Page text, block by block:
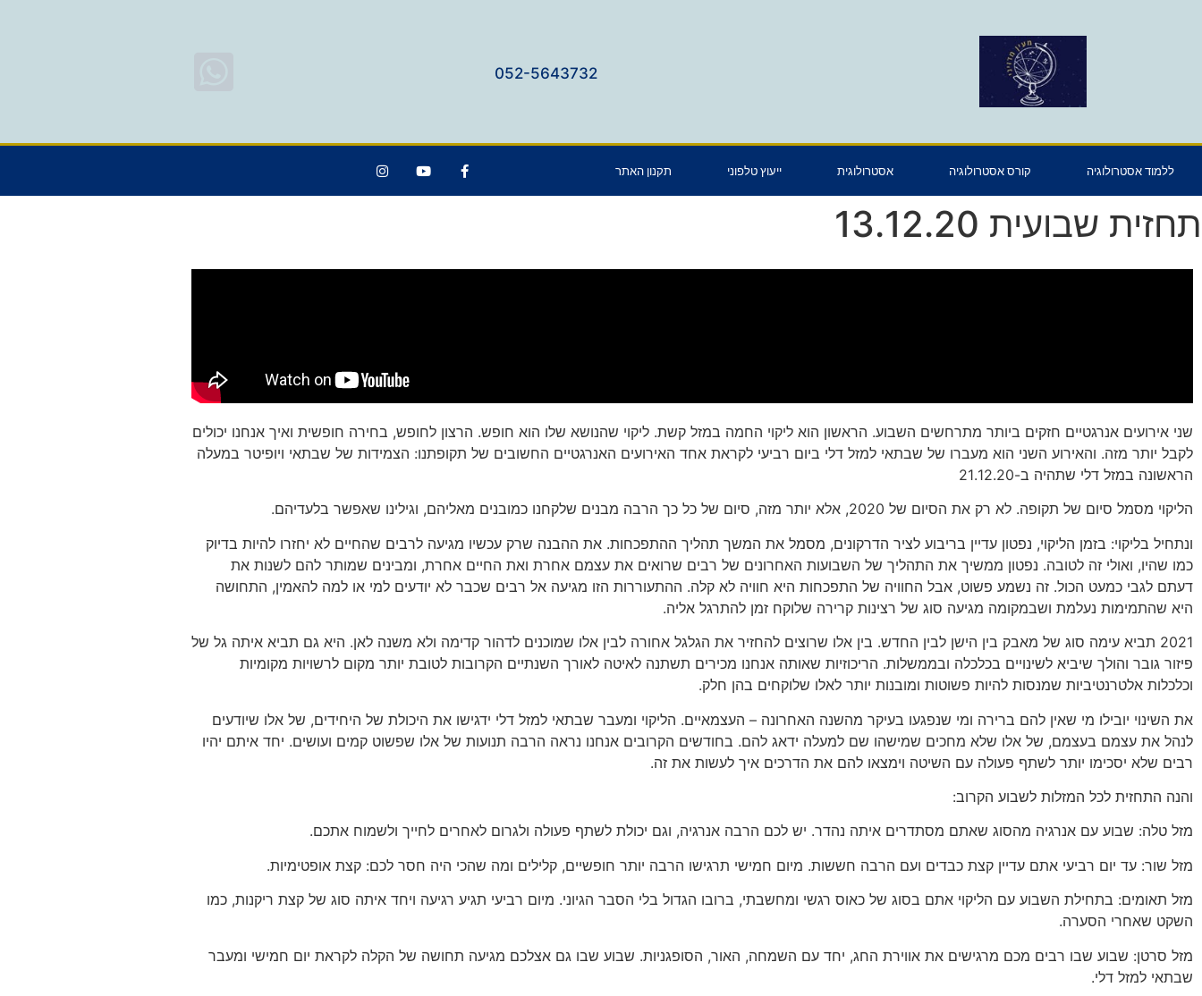
052-5643732
ללמוד אסטרולוגיה קורס אסטרולוגיה אסטרולוגית ייעוץ טלפוני תקנון האתר
תחזית שבועית 13.12.20
שני אירועים אנרגטיים חזקים ביותר מתרחשים השבוע. הראשון הוא ליקוי החמה במזל קשת. ליקוי שהנושא שלו הוא חופש. הרצון לחופש, בחירה חופשית ואיך אנחנו יכולים
לקבל יותר מזה. והאירוע השני הוא מעברו של שבתאי למזל דלי ביום רביעי לקראת אחד האירועים האנרגטיים החשובים של תקופתנו: הצמידות של שבתאי ויופיטר במעלה
הראשונה במזל דלי שתהיה ב-21.12.20
הליקוי מסמל סיום של תקופה. לא רק את הסיום של 2020, אלא יותר מזה, סיום של כל כך הרבה מבנים שלקחנו כמובנים מאליהם, וגילינו שאפשר בלעדיהם.
ונתחיל בליקוי: בזמן הליקוי, נפטון עדיין בריבוע לציר הדרקונים, מסמל את המשך תהליך ההתפכחות. את ההבנה שרק עכשיו מגיעה לרבים שהחיים לא יחזרו להיות בדיוק
כמו שהיו, ואולי זה לטובה. נפטון ממשיך את התהליך של השבועות האחרונים של רבים שרואים את עצמם אחרת ואת החיים אחרת, ומבינים שמותר להם לשנות את
דעתם לגבי כמעט הכול. זה נשמע פשוט, אבל החוויה של התפכחות היא חוויה לא קלה. ההתעוררות הזו מגיעה אל רבים שכבר לא יודעים למי או למה להאמין, התחושה
היא שהתמימות נעלמת ושבמקומה מגיעה סוג של רצינות קרירה שלוקח זמן להתרגל אליה.
2021 תביא עימה סוג של מאבק בין הישן לבין החדש. בין אלו שרוצים להחזיר את הגלגל אחורה לבין אלו שמוכנים לדהור קדימה ולא משנה לאן. היא גם תביא איתה גל של
פיזור גובר והולך שיביא לשינויים בכלכלה ובממשלות. הריכוזיות שאותה אנחנו מכירים תשתנה לאיטה לאורך השנתיים הקרובות לטובת יותר מקום לרשויות מקומיות
וכלכלות אלטרנטיביות שמנסות להיות פשוטות ומובנות יותר לאלו שלוקחים בהן חלק.
את השינוי יובילו מי שאין להם ברירה ומי שנפגעו בעיקר מהשנה האחרונה – העצמאיים. הליקוי ומעבר שבתאי למזל דלי ידגישו את היכולת של היחידים, של אלו שיודעים
לנהל את עצמם בעצמם, של אלו שלא מחכים שמישהו שם למעלה ידאג להם. בחודשים הקרובים אנחנו נראה הרבה תנועות של אלו שפשוט קמים ועושים. יחד איתם יהיו
רבים שלא יסכימו יותר לשתף פעולה עם השיטה וימצאו להם את הדרכים איך לעשות את זה.
והנה התחזית לכל המזלות לשבוע הקרוב:
מזל טלה: שבוע עם אנרגיה מהסוג שאתם מסתדרים איתה נהדר. יש לכם הרבה אנרגיה, וגם יכולת לשתף פעולה ולגרום לאחרים לחייך ולשמוח אתכם.
מזל שור: עד יום רביעי אתם עדיין קצת כבדים ועם הרבה חששות. מיום חמישי תרגישו הרבה יותר חופשיים, קלילים ומה שהכי היה חסר לכם: קצת אופטימיות.
מזל תאומים: בתחילת השבוע עם הליקוי אתם בסוג של כאוס רגשי ומחשבתי, ברובו הגדול בלי הסבר הגיוני. מיום רביעי תגיע רגיעה ויחד איתה סוג של קצת ריקנות, כמו
השקט שאחרי הסערה.
מזל סרטן: שבוע שבו רבים מכם מרגישים את אווירת החג, יחד עם השמחה, האור, הסופגניות. שבוע שבו גם אצלכם מגיעה תחושה של הקלה לקראת יום חמישי ומעבר
שבתאי למזל דלי.